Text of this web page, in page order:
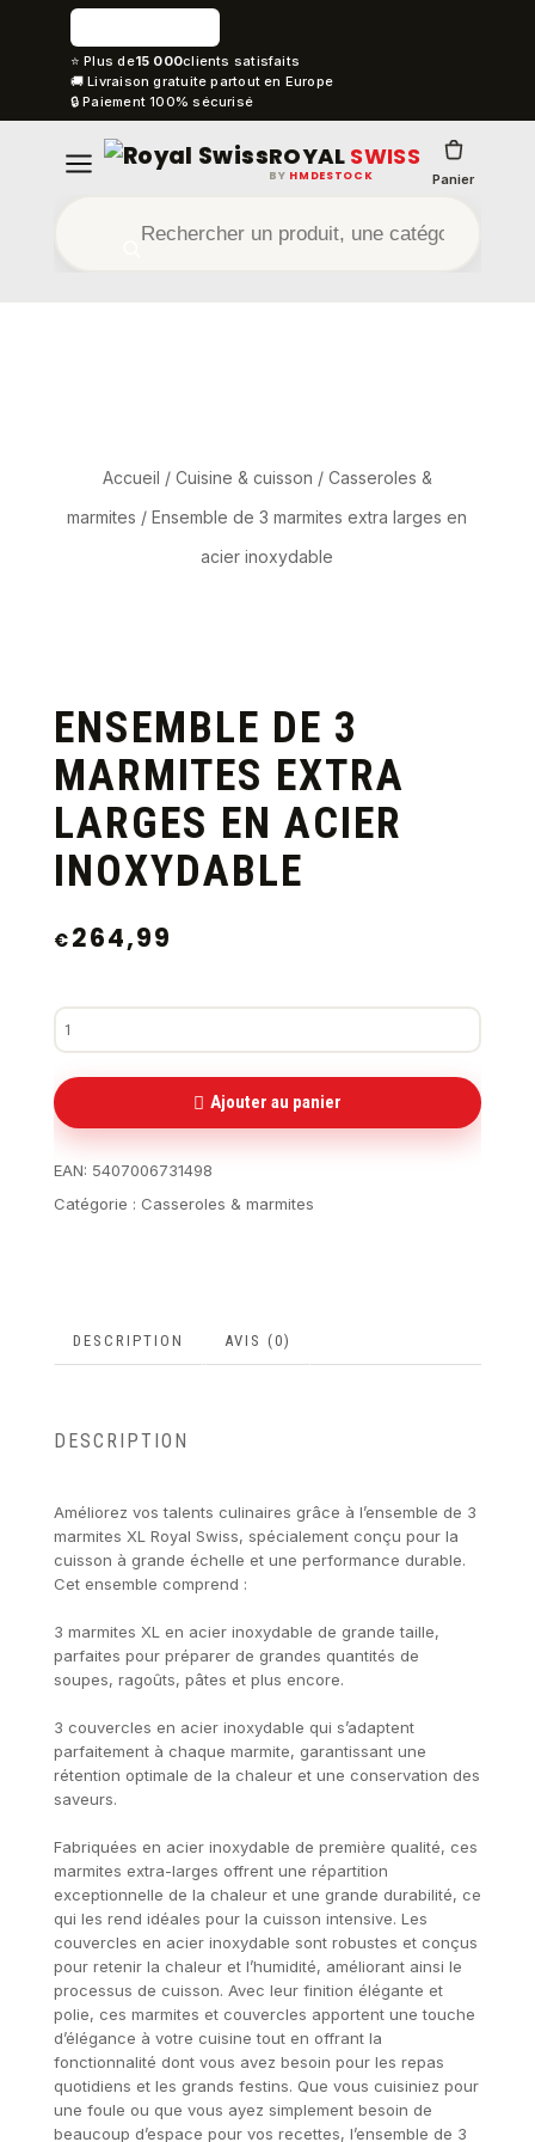
⭐ Plus de15 000clients satisfaits
🚚 Livraison gratuite partout en Europe
🔒 Paiement 100% sécurisé
ROYAL SWISS
BY HMDESTOCK Panier
Accueil / Cuisine & cuisson / Casseroles &
marmites / Ensemble de 3 marmites extra larges en
acier inoxydable
ENSEMBLE DE 3
MARMITES EXTRA
LARGES EN ACIER
INOXYDABLE
€264,99
Ajouter au panier
EAN: 5407006731498
Catégorie : Casseroles & marmites
DESCRIPTION AVIS (0)
DESCRIPTION
Améliorez vos talents culinaires grâce à l’ensemble de 3
marmites XL Royal Swiss, spécialement conçu pour la
cuisson à grande échelle et une performance durable.
Cet ensemble comprend :
3 marmites XL en acier inoxydable de grande taille,
parfaites pour préparer de grandes quantités de
soupes, ragoûts, pâtes et plus encore.
3 couvercles en acier inoxydable qui s’adaptent
parfaitement à chaque marmite, garantissant une
rétention optimale de la chaleur et une conservation des
saveurs.
Fabriquées en acier inoxydable de première qualité, ces
marmites extra-larges offrent une répartition
exceptionnelle de la chaleur et une grande durabilité, ce
qui les rend idéales pour la cuisson intensive. Les
couvercles en acier inoxydable sont robustes et conçus
pour retenir la chaleur et l’humidité, améliorant ainsi le
processus de cuisson. Avec leur finition élégante et
polie, ces marmites et couvercles apportent une touche
d’élégance à votre cuisine tout en offrant la
fonctionnalité dont vous avez besoin pour les repas
quotidiens et les grands festins. Que vous cuisiniez pour
une foule ou que vous ayez simplement besoin de
beaucoup d’espace pour vos recettes, l’ensemble de 3